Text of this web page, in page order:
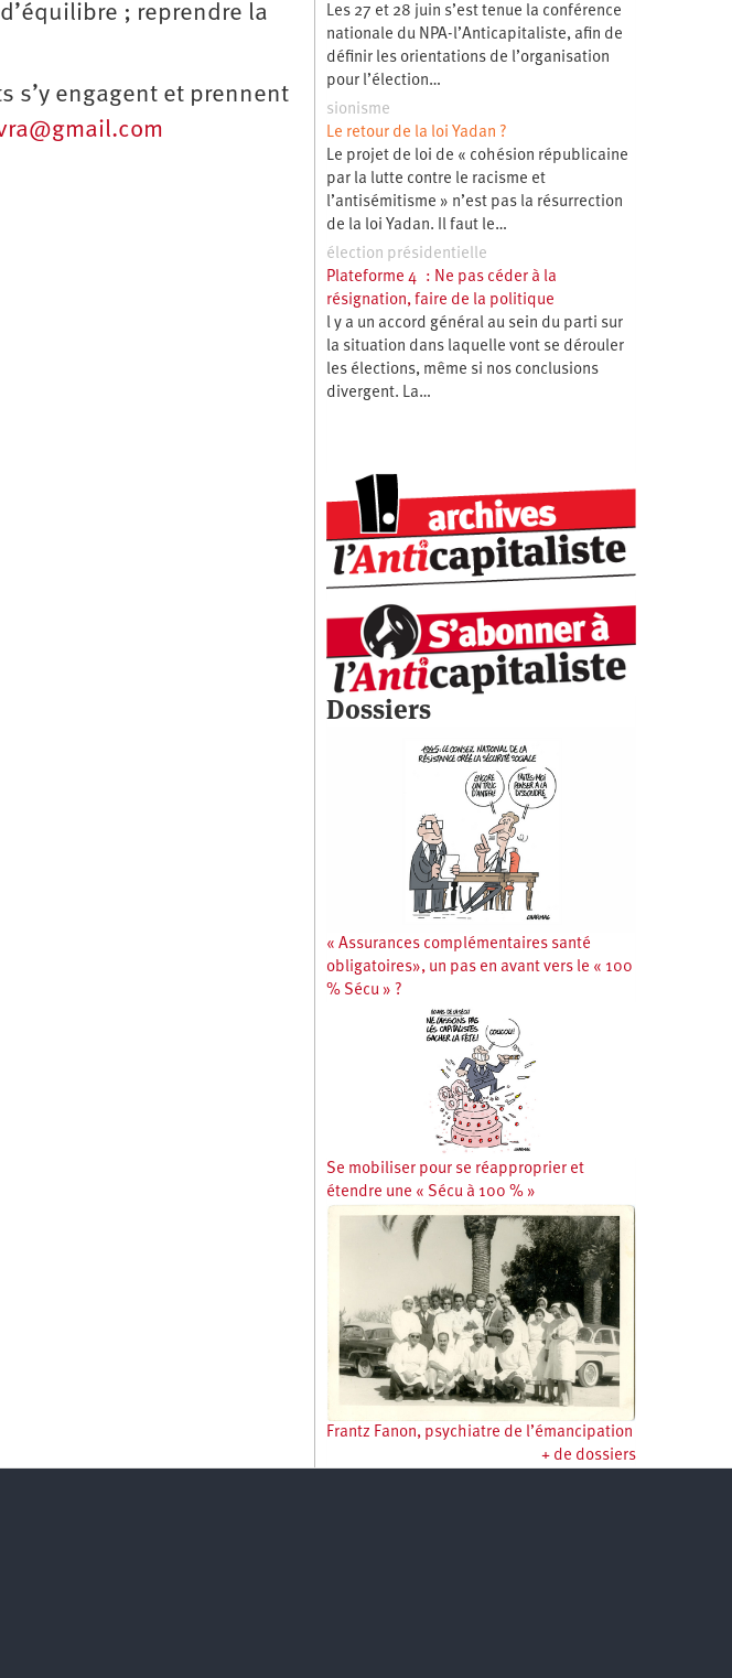
; reprendre la
s’y engagent et prennent
Les 27 et 28 juin s’est tenue la conférence
nationale du NPA-l’Anticapitaliste, afin de
définir les orientations de l’organisation
pour l’élection…
sionisme
Le retour de la loi Yadan ?
Le projet de loi de « cohésion républicaine
par la lutte contre le racisme et
l’antisémitisme » n’est pas la résurrection
de la loi Yadan. Il faut le…
élection présidentielle
Plateforme 4 : Ne pas céder à la
résignation, faire de la politique
l y a un accord général au sein du parti sur
la situation dans laquelle vont se dérouler
les élections, même si nos conclusions
divergent. La…
Dossiers
« Assurances complémentaires santé
obligatoires», un pas en avant vers le « 100
% Sécu » ?
Se mobiliser pour se réapproprier et
étendre une « Sécu à 100 % »
Frantz Fanon, psychiatre de l’émancipation
+ de dossiers